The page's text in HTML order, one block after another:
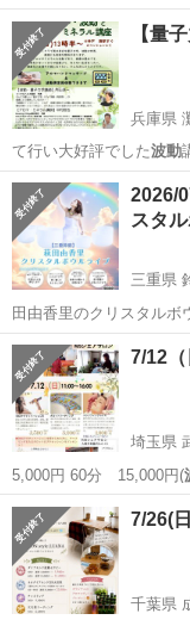
イフスタイルから…
埼玉 白岡市 姫宮
【量
兵庫県
て行い大好評でした波動
力学、 利権に潰されてき
兵庫 神戸市
2026/
スタ
三重県
田由香里のクリスタルボ
グを贅沢に体感して…
三重 鈴鹿市 コ
7/12（
埼玉県
5,000円 60分 15,000円(
埼玉 入間市 武
7/26(
千葉県